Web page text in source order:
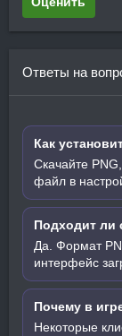
Ответы на
Как
Скачайте
файл в
Подходит ли
Да. Формат
интерфейс
Почему в
Некоторые